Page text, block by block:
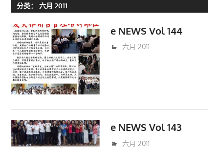
分类： 六月 2011
e NEWS Vol 144
6月 27, 2011
trainer
六月 2011
e NEWS Vol 143
6月 13, 2011
trainer
六月 2011